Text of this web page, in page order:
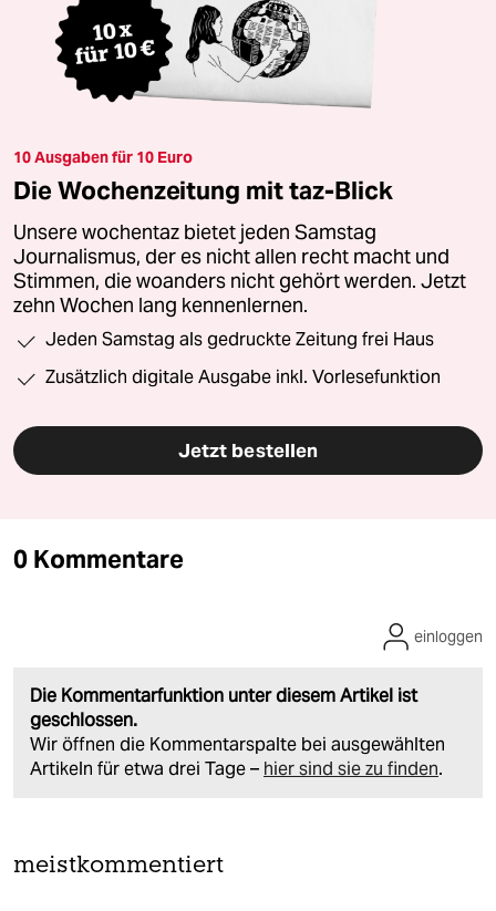
10 Ausgaben für 10 Euro
Die Wochenzeitung mit taz-Blick
Unsere wochentaz bietet jeden Samstag
Journalismus, der es nicht allen recht macht und
Stimmen, die woanders nicht gehört werden. Jetzt
zehn Wochen lang kennenlernen.
Jeden Samstag als gedruckte Zeitung frei Haus
Zusätzlich digitale Ausgabe inkl. Vorlesefunktion
Jetzt bestellen
0 Kommentare
Die Kommentarfunktion unter diesem Artikel ist
geschlossen.
Wir öffnen die Kommentarspalte bei ausgewählten
Artikeln für etwa drei Tage – hier sind sie zu finden.
einloggen
meistkommentiert